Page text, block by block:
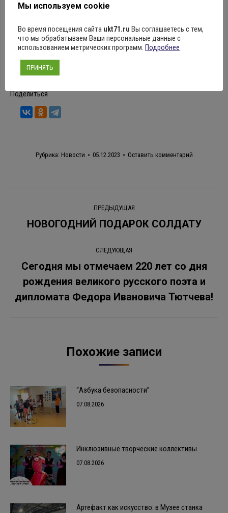
Поделиться
Рубрика: Новости 05.12.2023 Оставить комментарий
Навигация
по
ПРЕДЫДУЩАЯ
Предыдущая
НОВОГОДНИЙ ПОДАРОК СОЛДАТУ
СЛЕДУЮЩАЯ
Следующая
запись:
Сегодня мы отмечаем 220 лет со дня
рождения великого русского поэта и
дипломата Федора Ивановича Тютчева!
Похожие записи
“Азбука безопасности”
07.08.2026
Инклюзивные творческие коллективы
07.08.2026
Артефакт как искусство: в Музее станка
Мы используем cookie
Во время посещения сайта ukt71.ru Вы соглашаетесь с тем,
что мы обрабатываем Ваши персональные данные с
использованием метрических программ. Подробнее
ПРИНЯТЬ